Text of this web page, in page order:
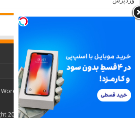
WordPress | Designed by